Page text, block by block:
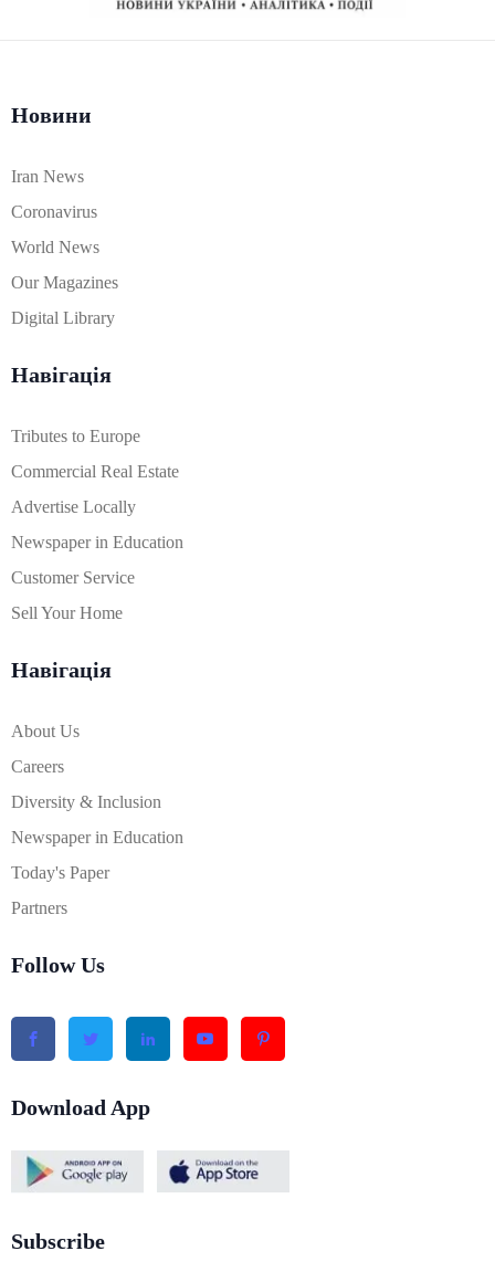
Новини
Iran News
Coronavirus
World News
Our Magazines
Digital Library
Навігація
Tributes to Europe
Commercial Real Estate
Advertise Locally
Newspaper in Education
Customer Service
Sell Your Home
Навігація
About Us
Careers
Diversity & Inclusion
Newspaper in Education
Today's Paper
Partners
Follow Us
Download App
Subscribe